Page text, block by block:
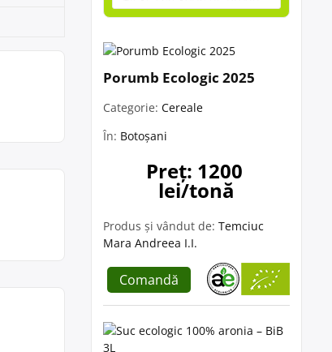
Porumb Ecologic 2025
Categorie: Cereale
În: Botoșani
Preț: 1200
lei/tonă
Produs și vândut de: Temciuc
Mara Andreea I.I.
Comandă